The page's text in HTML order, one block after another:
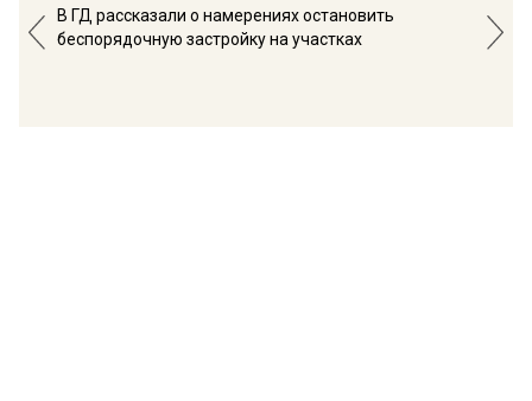
В ГД рассказали о намерениях остановить
беспорядочную застройку на участках